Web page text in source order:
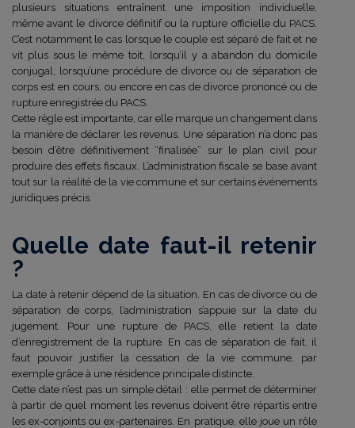
plusieurs situations entraînent une imposition individuelle,
même avant le divorce définitif ou la rupture officielle du PACS.
C’est notamment le cas lorsque le couple est séparé de fait et ne
vit plus sous le même toit, lorsqu’il y a abandon du domicile
conjugal, lorsqu’une procédure de divorce ou de séparation de
corps est en cours, ou encore en cas de divorce prononcé ou de
rupture enregistrée du PACS.
Cette règle est importante, car elle marque un changement dans
la manière de déclarer les revenus. Une séparation n’a donc pas
besoin d’être définitivement “finalisée” sur le plan civil pour
produire des effets fiscaux. L’administration fiscale se base avant
tout sur la réalité de la vie commune et sur certains événements
juridiques précis.
Quelle date faut-il retenir
?
La date à retenir dépend de la situation. En cas de divorce ou de
séparation de corps, l’administration s’appuie sur la date du
jugement. Pour une rupture de PACS, elle retient la date
d’enregistrement de la rupture. En cas de séparation de fait, il
faut pouvoir justifier la cessation de la vie commune, par
exemple grâce à une résidence principale distincte.
Cette date n’est pas un simple détail : elle permet de déterminer
à partir de quel moment les revenus doivent être répartis entre
les ex-conjoints ou ex-partenaires. En pratique, elle joue un rôle